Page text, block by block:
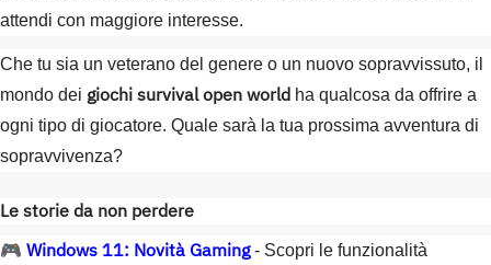
attendi con maggiore interesse.
Che tu sia un veterano del genere o un nuovo sopravvissuto, il
mondo dei giochi survival open world ha qualcosa da offrire a
ogni tipo di giocatore. Quale sarà la tua prossima avventura di
sopravvivenza?
Le storie da non perdere
🎮 Windows 11: Novità Gaming- Scopri le funzionalità